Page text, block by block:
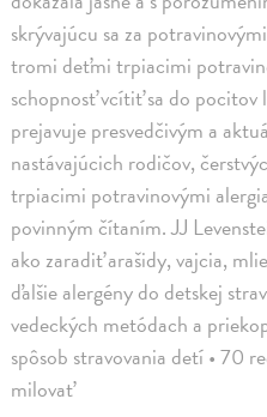
skrývajúcu sa za
tromi deťmi trpiacimi
schopnosť vcítiť sa do pocitov
prejavuje presvedčivým a
nastávajúcich rodičov,
trpiacimi potravinovými
povinným čítaním. JJ
ako zaradiť arašidy, vajcia,
ďalšie alergény do detskej
vedeckých metódach a
spôsob stravovania detí • 70
milovať